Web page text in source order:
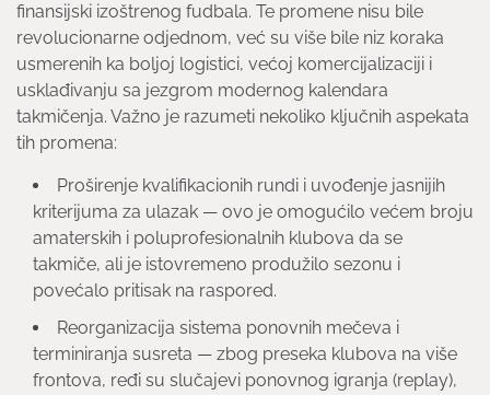
finansijski izoštrenog fudbala. Te promene nisu bile
revolucionarne odjednom, već su više bile niz koraka
usmerenih ka boljoj logistici, većoj komercijalizaciji i
usklađivanju sa jezgrom modernog kalendara
takmičenja. Važno je razumeti nekoliko ključnih aspekata
tih promena:
Proširenje kvalifikacionih rundi i uvođenje jasnijih
kriterijuma za ulazak — ovo je omogućilo većem broju
amaterskih i poluprofesionalnih klubova da se
takmiče, ali je istovremeno produžilo sezonu i
povećalo pritisak na raspored.
Reorganizacija sistema ponovnih mečeva i
terminiranja susreta — zbog preseka klubova na više
frontova, ređi su slučajevi ponovnog igranja (replay),